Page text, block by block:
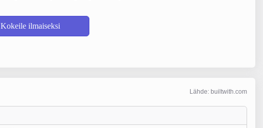
Kokeile ilmaiseksi
Lähde: builtwith.com